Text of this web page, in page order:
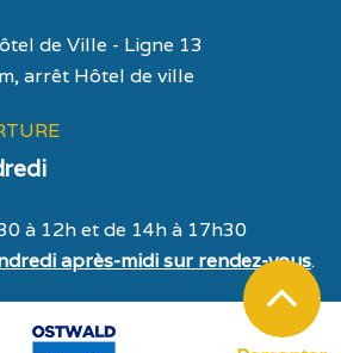
de Ville - Ligne 13
arrêt Hôtel de ville
à 12h et de 14h à 17h30
après-midi sur rendez-vous.